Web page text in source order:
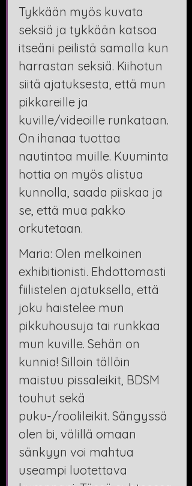
Tykkään myös kuvata
seksiä ja tykkään katsoa
itseäni peilistä samalla kun
harrastan seksiä. Kiihotun
siitä ajatuksesta, että mun
pikkareille ja
kuville/videoille runkataan.
On ihanaa tuottaa
nautintoa muille. Kuuminta
hottia on myös alistua
kunnolla, saada piiskaa ja
se, että mua pakko
orkutetaan.
Maria: Olen melkoinen
exhibitionisti. Ehdottomasti
fiilistelen ajatuksella, että
joku haistelee mun
pikkuhousuja tai runkkaa
mun kuville. Sehän on
kunnia! Silloin tällöin
maistuu pissaleikit, BDSM
touhut sekä
puku-/roolileikit. Sängyssä
olen bi, välillä omaan
sänkyyn voi mahtua
useampi luotettava